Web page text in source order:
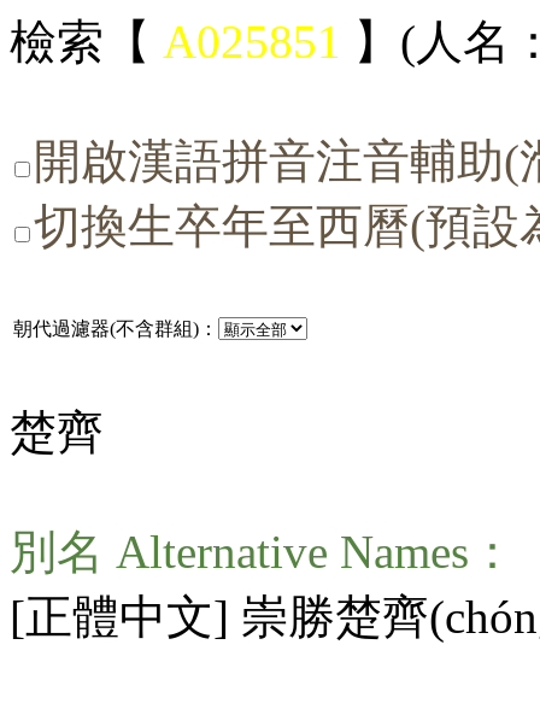
檢索【 A025851 】(人名
開啟漢語拼音注音輔助
切換生卒年至西曆(預設
朝代過濾器(不含群組)：
楚齊
別名 Alternative Names：
[正體中文] 崇勝楚齊(